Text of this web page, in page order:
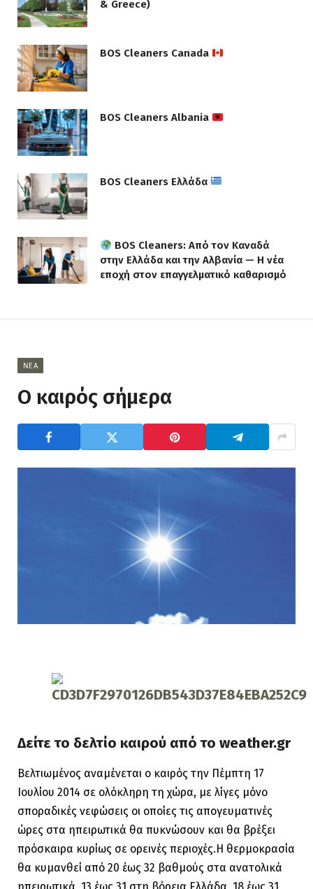
& Greece)
BOS Cleaners Canada
BOS Cleaners Albania
BOS Cleaners Ελλάδα
BOS Cleaners: Από τον Καναδά
στην Ελλάδα και την Αλβανία — Η νέα
εποχή στον επαγγελματικό καθαρισμό
ΝΈΑ
Ο καιρός σήμερα
Δείτε το δελτίο καιρού από το weather.gr
Βελτιωμένος αναμένεται ο καιρός την Πέμπτη 17
Ιουλίου 2014 σε ολόκληρη τη χώρα, με λίγες μόνο
σποραδικές νεφώσεις οι οποίες τις απογευματινές
ώρες στα ηπειρωτικά θα πυκνώσουν και θα βρέξει
πρόσκαιρα κυρίως σε ορεινές περιοχές.Η θερμοκρασία
θα κυμανθεί από 20 έως 32 βαθμούς στα ανατολικά